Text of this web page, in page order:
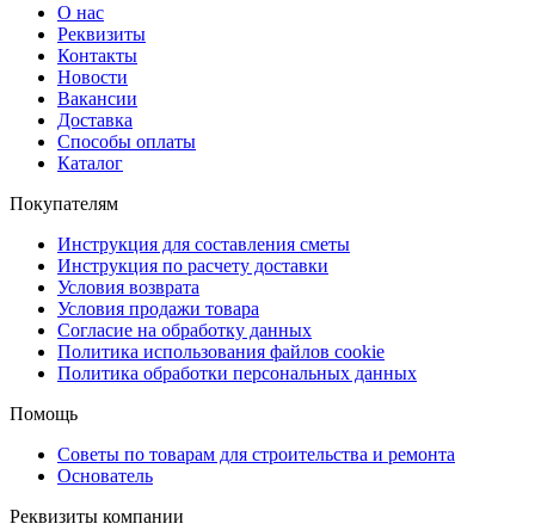
О нас
Реквизиты
Контакты
Новости
Вакансии
Доставка
Способы оплаты
Каталог
Покупателям
Инструкция для составления сметы
Инструкция по расчету доставки
Условия возврата
Условия продажи товара
Согласие на обработку данных
Политика использования файлов cookie
Политика обработки персональных данных
Помощь
Советы по товарам для строительства и ремонта
Основатель
Реквизиты компании